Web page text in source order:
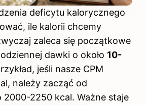
deficytu kalorycznego
ile kalorii chcemy
zaleca się początkowe
dawki o około 10-
jeśli nasze CPM
należy zacząć od
2000-2250 kcal. Ważne staje